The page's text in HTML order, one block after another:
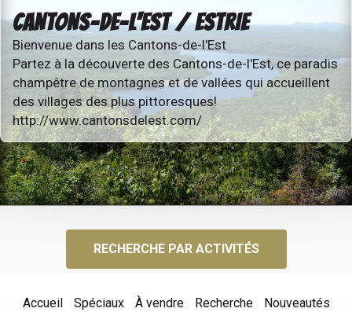
CANTONS-DE-L'EST / ESTRIE
Bienvenue dans les Cantons-de-l'Est
Partez à la découverte des Cantons-de-l'Est, ce paradis
champêtre de montagnes et de vallées qui accueillent
des villages des plus pittoresques!
http://www.cantonsdelest.com/
RECHERCHE PAR ACTIVITÉS
Accueil Spéciaux À vendre Recherche Nouveautés